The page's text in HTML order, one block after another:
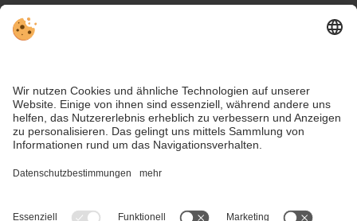
VIVODolomiti ist das Reiseportal für unvergesslichen
Bergurlaub – mit Unterkünften und Angeboten in den
Dolomiten, im UNESCO Weltnaturerbe.
Trotz genauer Arbeit und ständigem Aktualisieren der Inhalte, können Fehler